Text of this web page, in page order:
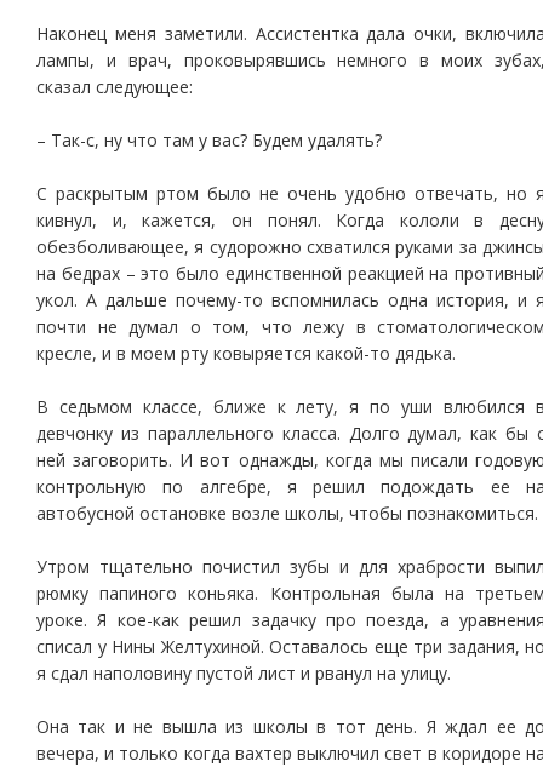
Наконец меня заметили. Ассистентка дала очки,
лампы, и врач, проковырявшись немного в моих
сказал следующее:
– Так-с, ну что там у вас? Будем удалять?
С раскрытым ртом было не очень удобно отвечать, но
кивнул, и, кажется, он понял. Когда кололи в
обезболивающее, я судорожно схватился руками за
на бедрах – это было единственной реакцией на
укол. А дальше почему-то вспомнилась одна история, и
почти не думал о том, что лежу в
кресле, и в моем рту ковыряется какой-то дядька.
В седьмом классе, ближе к лету, я по уши влюбился
девчонку из параллельного класса. Долго думал, как бы
ней заговорить. И вот однажды, когда мы писали
контрольную по алгебре, я решил подождать ее
автобусной остановке возле школы, чтобы познакомиться.
Утром тщательно почистил зубы и для храбрости
рюмку папиного коньяка. Контрольная была на
уроке. Я кое-как решил задачку про поезда, а
списал у Нины Желтухиной. Оставалось еще три задания,
я сдал наполовину пустой лист и рванул на улицу.
Она так и не вышла из школы в тот день. Я ждал ее
вечера, и только когда вахтер выключил свет в коридоре